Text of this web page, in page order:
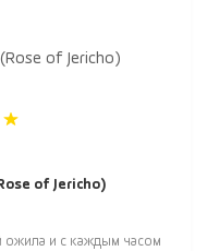
of Jericho)
ожила и с каждым часом